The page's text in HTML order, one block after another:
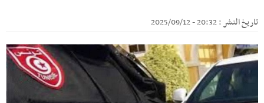
تاريخ النشر : 20:32 - 2025/09/12